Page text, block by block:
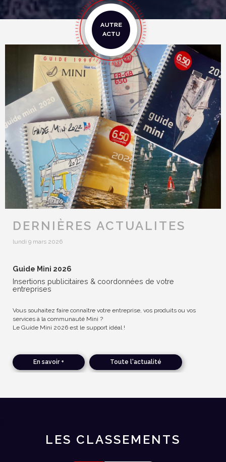
DERNIÈRES ACTUALITES
lundi 9 mars 2026
Guide Mini 2026
Insertions publicitaires & coordonnées de votre
entreprises
Vous souhaitez faire connaître votre entreprise, vos produits ou vos
services à la communauté Mini ?
Le Guide Mini 2026 est le support idéal !
En savoir + Toute l'actualité
LES CLASSEMENTS